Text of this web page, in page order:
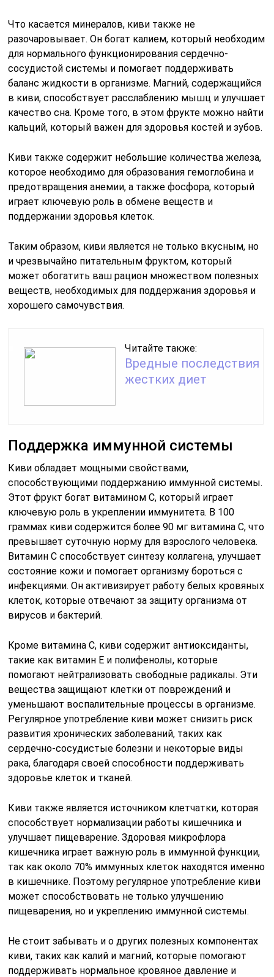
Что касается минералов, киви также не
разочаровывает. Он богат калием, который необходим
для нормального функционирования сердечно-
сосудистой системы и помогает поддерживать
баланс жидкости в организме. Магний, содержащийся
в киви, способствует расслаблению мышц и улучшает
качество сна. Кроме того, в этом фрукте можно найти
кальций, который важен для здоровья костей и зубов.
Киви также содержит небольшие количества железа,
которое необходимо для образования гемоглобина и
предотвращения анемии, а также фосфора, который
играет ключевую роль в обмене веществ и
поддержании здоровья клеток.
Таким образом, киви является не только вкусным, но
и чрезвычайно питательным фруктом, который
может обогатить ваш рацион множеством полезных
веществ, необходимых для поддержания здоровья и
хорошего самочувствия.
Читайте также:
Вредные последствия
жестких диет
Поддержка иммунной системы
Киви обладает мощными свойствами,
способствующими поддержанию иммунной системы.
Этот фрукт богат витамином C, который играет
ключевую роль в укреплении иммунитета. В 100
граммах киви содержится более 90 мг витамина C, что
превышает суточную норму для взрослого человека.
Витамин C способствует синтезу коллагена, улучшает
состояние кожи и помогает организму бороться с
инфекциями. Он активизирует работу белых кровяных
клеток, которые отвечают за защиту организма от
вирусов и бактерий.
Кроме витамина C, киви содержит антиоксиданты,
такие как витамин E и полифенолы, которые
помогают нейтрализовать свободные радикалы. Эти
вещества защищают клетки от повреждений и
уменьшают воспалительные процессы в организме.
Регулярное употребление киви может снизить риск
развития хронических заболеваний, таких как
сердечно-сосудистые болезни и некоторые виды
рака, благодаря своей способности поддерживать
здоровье клеток и тканей.
Киви также является источником клетчатки, которая
способствует нормализации работы кишечника и
улучшает пищеварение. Здоровая микрофлора
кишечника играет важную роль в иммунной функции,
так как около 70% иммунных клеток находятся именно
в кишечнике. Поэтому регулярное употребление киви
может способствовать не только улучшению
пищеварения, но и укреплению иммунной системы.
Не стоит забывать и о других полезных компонентах
киви, таких как калий и магний, которые помогают
поддерживать нормальное кровяное давление и